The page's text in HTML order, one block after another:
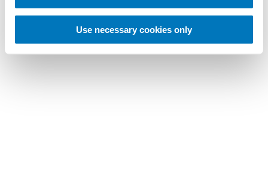
Use necessary cookies only